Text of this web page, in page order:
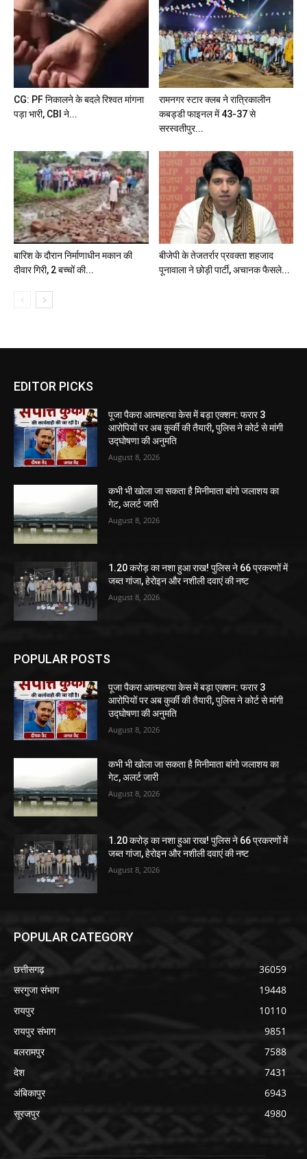
CG: PF निकालने के बदले रिश्वत मांगना
पड़ा भारी, CBI ने...
रामनगर स्टार क्लब ने रात्रिकालीन
कबड्डी फाइनल में 43-37 से
सरस्वतीपुर...
बारिश के दौरान निर्माणाधीन मकान की
दीवार गिरी, 2 बच्चों की...
बीजेपी के तेजतर्रार प्रवक्ता शहजाद
पूनावाला ने छोड़ी पार्टी, अचानक फैसले...
EDITOR PICKS
पूजा पैकरा आत्महत्या केस में बड़ा एक्शन: फरार 3
आरोपियों पर अब कुर्की की तैयारी, पुलिस ने कोर्ट से मांगी
उद्घोषणा की अनुमति
August 8, 2026
कभी भी खोला जा सकता है मिनीमाता बांगो जलाशय का
गेट, अलर्ट जारी
August 8, 2026
1.20 करोड़ का नशा हुआ राख! पुलिस ने 66 प्रकरणों में
जब्त गांजा, हेरोइन और नशीली दवाएं की नष्ट
August 8, 2026
POPULAR POSTS
पूजा पैकरा आत्महत्या केस में बड़ा एक्शन: फरार 3
आरोपियों पर अब कुर्की की तैयारी, पुलिस ने कोर्ट से मांगी
उद्घोषणा की अनुमति
August 8, 2026
कभी भी खोला जा सकता है मिनीमाता बांगो जलाशय का
गेट, अलर्ट जारी
August 8, 2026
1.20 करोड़ का नशा हुआ राख! पुलिस ने 66 प्रकरणों में
जब्त गांजा, हेरोइन और नशीली दवाएं की नष्ट
August 8, 2026
POPULAR CATEGORY
छत्तीसगढ़
36059
सरगुजा संभाग
19448
रायपुर
10110
रायपुर संभाग
9851
बलरामपुर
7588
देश
7431
अंबिकापुर
6943
सूरजपुर
4980